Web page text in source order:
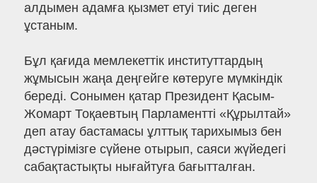
алдымен адамға қызмет етуі тиіс деген
ұстаным.
Бұл қағида мемлекеттік институттардың
жұмысын жаңа деңгейге көтеруге мүмкіндік
береді. Сонымен қатар Президент Қасым-
Жомарт Тоқаевтың Парламентті «Құрылтай»
деп атау бастамасы ұлттық тарихымыз бен
дәстүрімізге сүйене отырып, саяси жүйедегі
сабақтастықты нығайтуға бағытталған.